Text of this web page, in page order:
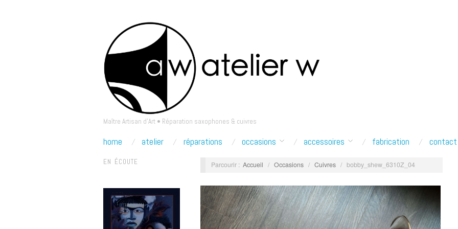
Maître Artisan d'Art • Réparation saxophones & cuivres
home atelier réparations occasions accessoires fabrication contact
EN ÉCOUTE Parcourir : Accueil / Occasions / Cuivres / bobby_shew_6310Z_04